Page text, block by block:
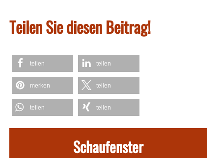
Teilen Sie diesen Beitrag!
teilen teilen
merken teilen
teilen teilen
Schaufenster